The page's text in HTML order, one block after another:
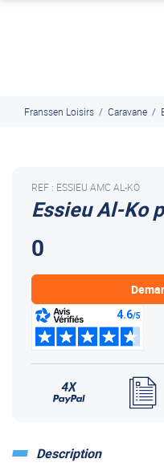
Franssen Loisirs / Caravane /
Essieu Al-Ko
REF : ESSIEU AMC AL-KO
0
Description